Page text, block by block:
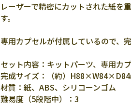
レーザーで精密にカットされた紙を
す。
専用カプセルが付属しているので、
セット内容：キットパーツ、専用カ
完成サイズ：（約）
材質：紙、ABS、シリコーンゴム
難易度（5段階中）：3